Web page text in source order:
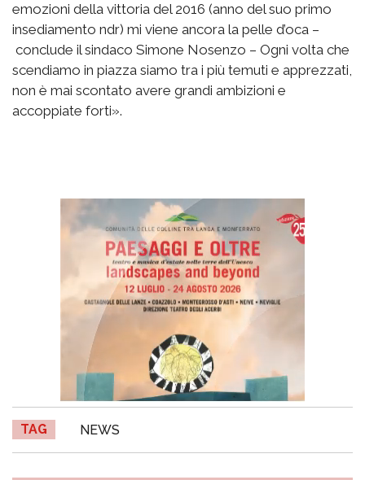
emozioni della vittoria del 2016 (anno del suo primo
insediamento ndr) mi viene ancora la pelle d’oca –
conclude il sindaco Simone Nosenzo – Ogni volta che
scendiamo in piazza siamo tra i più temuti e apprezzati,
non è mai scontato avere grandi ambizioni e
accoppiate forti».
TAG NEWS